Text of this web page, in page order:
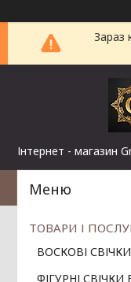
Зараз
Інтернет - магазин
ТОВАРИ І
ВОСКОВІ СВІЧКИ
ФІГУРНІ СВІЧКИ